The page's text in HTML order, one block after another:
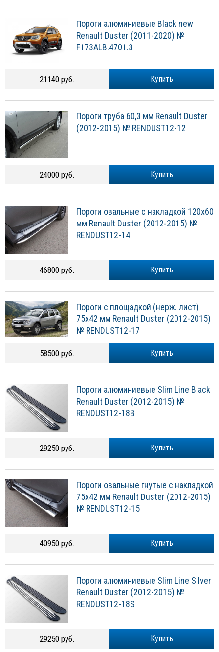
Пороги алюминиевые Black new
Renault Duster (2011-2020) №
F173ALB.4701.3
Купить
21140 руб.
Пороги труба 60,3 мм Renault Duster
(2012-2015) № RENDUST12-12
Купить
24000 руб.
Пороги овальные с накладкой 120х60
мм Renault Duster (2012-2015) №
RENDUST12-14
Купить
46800 руб.
Пороги c площадкой (нерж. лист)
75х42 мм Renault Duster (2012-2015)
№ RENDUST12-17
Купить
58500 руб.
Пороги алюминиевые Slim Line Black
Renault Duster (2012-2015) №
RENDUST12-18B
Купить
29250 руб.
Пороги овальные гнутые с накладкой
75х42 мм Renault Duster (2012-2015)
№ RENDUST12-15
Купить
40950 руб.
Пороги алюминиевые Slim Line Silver
Renault Duster (2012-2015) №
RENDUST12-18S
Купить
29250 руб.